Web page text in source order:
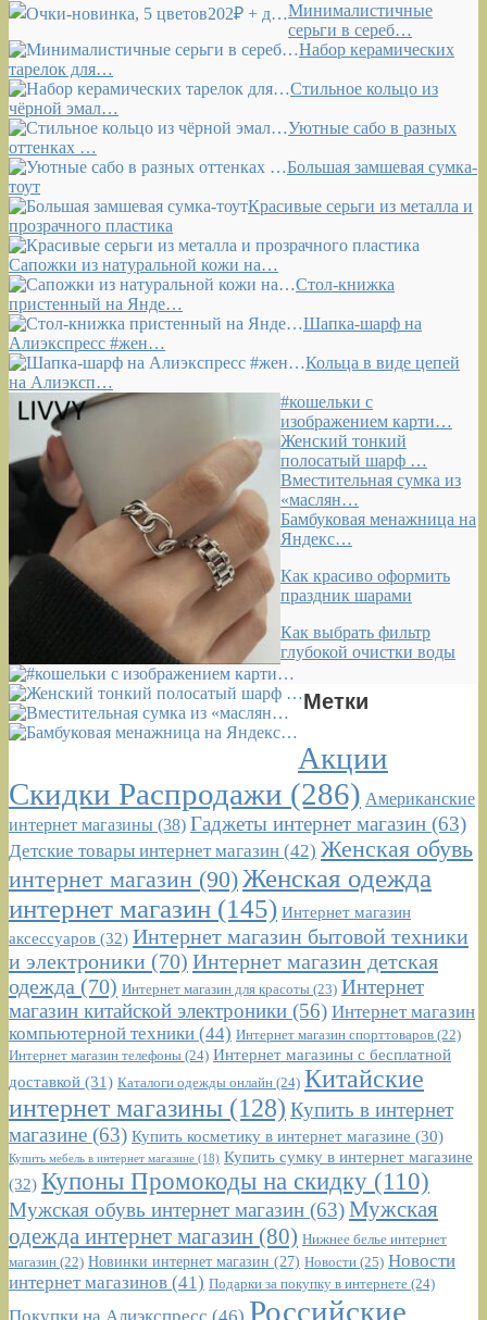
Минималистичные
серьги в сереб…
Набор керамических
тарелок для…
Стильное кольцо из
чёрной эмал…
Уютные сабо в разных
оттенках …
Большая замшевая сумка-
тоут
Красивые серьги из металла и
прозрачного пластика
Сапожки из натуральной кожи на…
Стол-книжка
пристенный на Янде…
Шапка-шарф на
Алиэкспресс #жен…
Кольца в виде цепей
на Алиэксп…
#кошельки с
изображением карти…
Женский тонкий
полосатый шарф …
Вместительная сумка из
«маслян…
Бамбуковая менажница на
Яндекс…
Как красиво оформить
праздник шарами
Как выбрать фильтр
глубокой очистки воды
Метки
Акции
Скидки Распродажи (286) Американские
интернет магазины (38) Гаджеты интернет магазин (63)
Детские товары интернет магазин (42) Женская обувь
интернет магазин (90)Женская одежда
интернет магазин (145) Интернет магазин
аксессуаров (32) Интернет магазин бытовой техники
и электроники (70) Интернет магазин детская
одежда (70) Интернет магазин для красоты (23) Интернет
магазин китайской электроники (56) Интернет магазин
компьютерной техники (44) Интернет магазин спорттоваров (22)
Интернет магазин телефоны (24) Интернет магазины с бесплатной
доставкой (31) Каталоги одежды онлайн (24) Китайские
интернет магазины (128) Купить в интернет
магазине (63) Купить косметику в интернет магазине (30)
Купить мебель в интернет магазине (18) Купить сумку в интернет магазине
(32) Купоны Промокоды на скидку (110)
Мужская обувь интернет магазин (63)Мужская
одежда интернет магазин (80) Нижнее белье интернет
магазин (22) Новинки интернет магазин (27) Новости (25) Новости
интернет магазинов (41) Подарки за покупку в интернете (24)
Российские